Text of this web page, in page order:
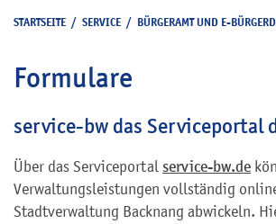
STARTSEITE / SERVICE / BÜRGERAMT UND E-
Formulare
service-bw das Serviceportal
Über das Serviceportal service-bw.de
Verwaltungsleistungen vollständig
Stadtverwaltung Backnang abwickeln.